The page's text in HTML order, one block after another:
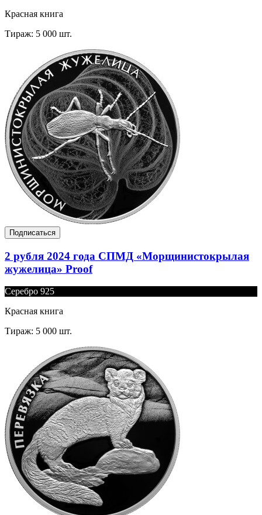
Красная книга
Тираж: 5 000 шт.
Подписаться
2 рубля 2024 года СПМД «Морщинистокрылая
жужелица» Proof
Серебро 925
Красная книга
Тираж: 5 000 шт.